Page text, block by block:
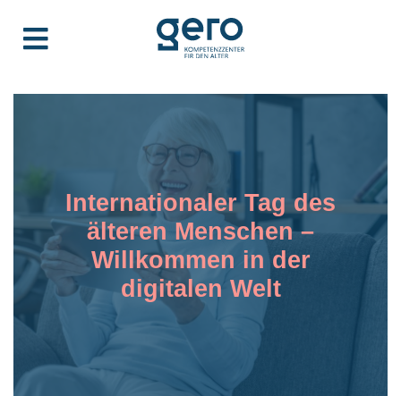
Internationaler Tag des
älteren Menschen –
Willkommen in der
digitalen Welt